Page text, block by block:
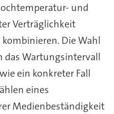
und
Verträglichkeit
Die Wahl
das Wartungsintervall
ein konkreter Fall
eines
Medienbeständigkeit